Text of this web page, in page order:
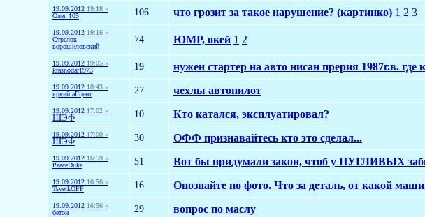
19.09.2012 19:18 »
Олег 105
106 что грозит за такое нарушение? (картинко) 1 2 3
19.09.2012 19:16 »
Стрелок
ворошиловский
74 ЮМР, окей 1 2
19.09.2012 19:05 »
krasnodar1973
19 нужен стартер на авто нисан прерия 1987г.в. где
19.09.2012 18:43 »
яркий аГцент
27 чехлы автопилот
19.09.2012 17:02 »
ШЭФ 10 Кто катался, эксплуатировал?
19.09.2012 17:00 »
ШЭФ 30 ОФФ признавайтесь кто это сделал...
19.09.2012 16:59 »
PeaceDuke
51 Вот бы придумали закон, чтоб у ПУГЛИВЫХ
19.09.2012 16:56 »
TsvetkOFF
16 Опознайте по фото. Что за деталь, от какой
19.09.2012 16:56 »
бетон
29 вопрос по маслу